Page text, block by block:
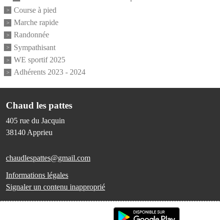
Course à pied
Marche rapide
Randonnée
Sympathisant
WE sportif 2025
Adhérents 2023 - 2024
Chaud les pattes
405 rue du Jacquin
38140Apprieu
chaudlespattes@gmail.com
Informations légales
Signaler un contenu inapproprié